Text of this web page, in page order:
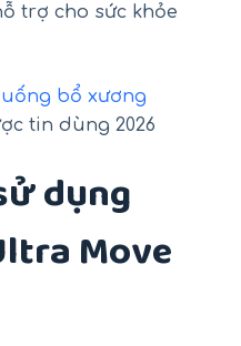
trợ cho sức khỏe
uống bổ xương
tin dùng 2026
dụng
Move